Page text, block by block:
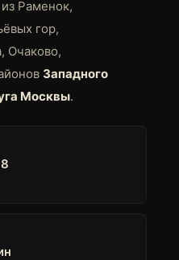
Раменок,
гор,
Очаково,
Западного
Москвы.